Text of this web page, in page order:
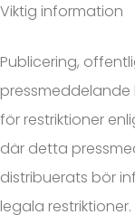
Viktig information
Publicering,
pressmeddelande
för restriktioner
där detta
distribuerats bör
legala